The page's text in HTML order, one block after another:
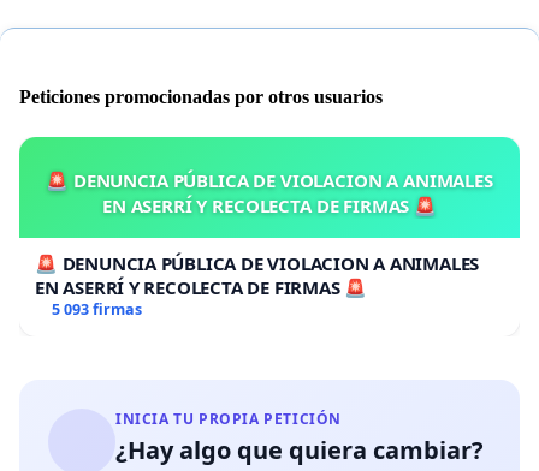
Peticiones promocionadas por otros usuarios
🚨 DENUNCIA PÚBLICA DE VIOLACION A ANIMALES
EN ASERRÍ Y RECOLECTA DE FIRMAS 🚨
🚨 DENUNCIA PÚBLICA DE VIOLACION A ANIMALES
EN ASERRÍ Y RECOLECTA DE FIRMAS 🚨
5 093 firmas
INICIA TU PROPIA PETICIÓN
¿Hay algo que quiera cambiar?